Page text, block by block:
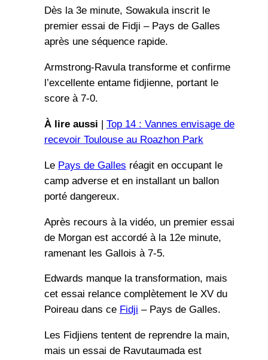
Dès la 3e minute, Sowakula inscrit le
premier essai de Fidji – Pays de Galles
après une séquence rapide.
Armstrong-Ravula transforme et confirme
l’excellente entame fidjienne, portant le
score à 7-0.
À lire aussi | Top 14 : Vannes envisage de
recevoir Toulouse au Roazhon Park
Le Pays de Galles réagit en occupant le
camp adverse et en installant un ballon
porté dangereux.
Après recours à la vidéo, un premier essai
de Morgan est accordé à la 12e minute,
ramenant les Gallois à 7-5.
Edwards manque la transformation, mais
cet essai relance complètement le XV du
Poireau dans ce Fidji – Pays de Galles.
Les Fidjiens tentent de reprendre la main,
mais un essai de Ravutaumada est